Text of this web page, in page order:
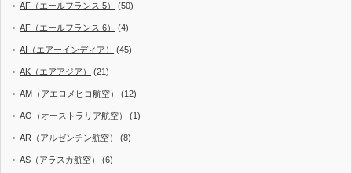
AF（エールフランス 5） (50)
AF（エールフランス 6） (4)
AI（エアーインディア） (45)
AK（エアアジア） (21)
AM（アエロメヒコ航空） (12)
AO（オーストラリア航空） (1)
AR（アルゼンチン航空） (8)
AS（アラスカ航空） (6)